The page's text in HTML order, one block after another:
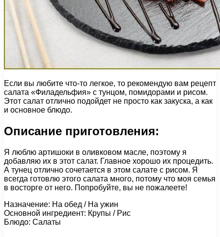
Если вы любите что-то легкое, то рекомендую вам рецепт
салата «Филадельфия» с тунцом, помидорами и рисом.
Этот салат отлично подойдет не просто как закуска, а как
и основное блюдо.
Описание приготовления:
Я люблю артишоки в оливковом масле, поэтому я
добавляю их в этот салат. Главное хорошо их процедить.
А тунец отлично сочетается в этом салате с рисом. Я
всегда готовлю этого салата много, потому что моя семья
в восторге от него. Попробуйте, вы не пожалеете!
Назначение: На обед / На ужин
Основной ингредиент: Крупы / Рис
Блюдо: Салаты